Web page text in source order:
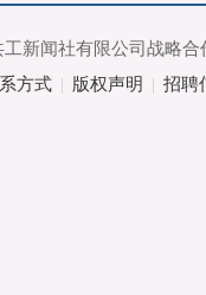
工新闻社有限公司战略
方式 | 版权声明 | 招聘